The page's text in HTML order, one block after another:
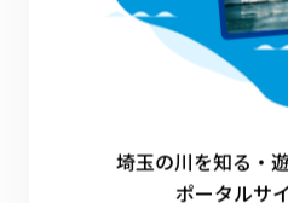
2026.03.27
皆野町立三沢小学校
埼玉の川を知る・
ポータルサ